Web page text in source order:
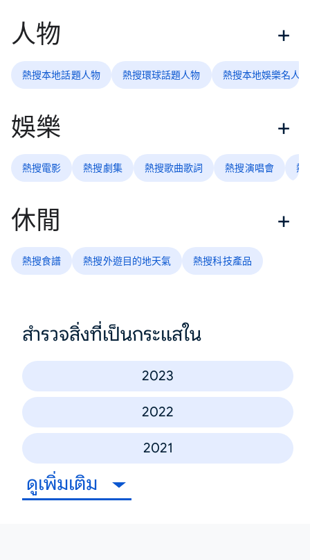
人物
熱搜本地話題人物 熱搜環球話題人物 熱搜本地娛樂名人
娛樂
熱搜電影 熱搜劇集 熱搜歌曲歌詞 熱搜演唱會 熱
休閒
熱搜食譜 熱搜外遊目的地天氣 熱搜科技產品
สำรวจสิ่งที่เป็นกระแสใน
2023
2022
2021
ดูเพิ่มเติม